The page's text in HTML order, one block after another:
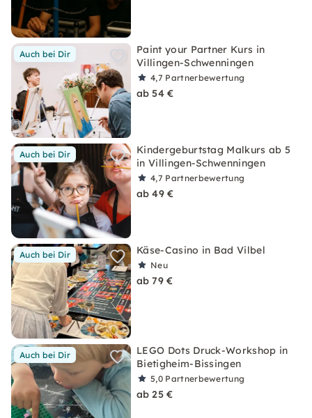
Auch bei Dir
Paint your Partner Kurs in
Villingen-Schwenningen
4,7 Partnerbewertung
ab 54 €
Auch bei Dir
Kindergeburtstag Malkurs ab 5
in Villingen-Schwenningen
4,7 Partnerbewertung
ab 49 €
Auch bei Dir Käse-Casino in Bad Vilbel
Neu
ab 79 €
Auch bei Dir
LEGO Dots Druck-Workshop in
Bietigheim-Bissingen
5,0 Partnerbewertung
ab 25 €